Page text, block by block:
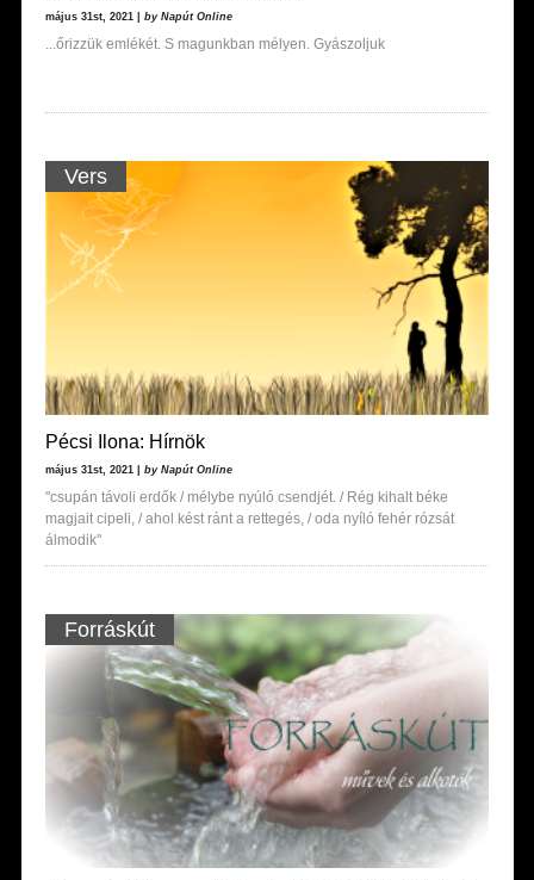
május 31st, 2021 | by Napút Online
...őrizzük emlékét. S magunkban mélyen. Gyászoljuk
Vers
Pécsi Ilona: Hírnök
május 31st, 2021 | by Napút Online
"csupán távoli erdők / mélybe nyúló csendjét. / Rég kihalt béke
magjait cipeli, / ahol kést ránt a rettegés, / oda nyíló fehér rózsát
álmodik"
Forráskút